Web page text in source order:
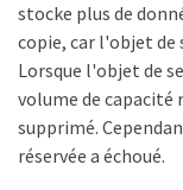
stocke plus de
copie, car l'objet de
Lorsque l'objet de
volume de capacité
supprimé.
réservée a échoué.